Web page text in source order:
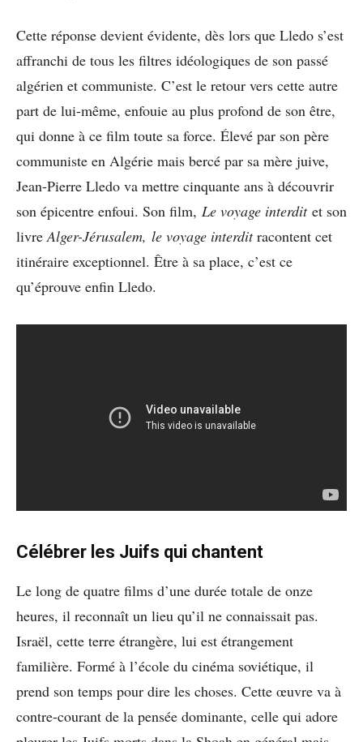
Cette réponse devient évidente, dès lors que Lledo s’est
affranchi de tous les filtres idéologiques de son passé
algérien et communiste. C’est le retour vers cette autre
part de lui-même, enfouie au plus profond de son être,
qui donne à ce film toute sa force. Élevé par son père
communiste en Algérie mais bercé par sa mère juive,
Jean-Pierre Lledo va mettre cinquante ans à découvrir
son épicentre enfoui. Son film, Le voyage interdit et son
livreAlger-Jérusalem, le voyage interditracontent cet
itinéraire exceptionnel. Être à sa place, c’est ce
qu’éprouve enfin Lledo.
Célébrer les Juifs qui chantent
Le long de quatre films d’une durée totale de onze
heures, il reconnaît un lieu qu’il ne connaissait pas.
Israël, cette terre étrangère, lui est étrangement
familière. Formé à l’école du cinéma soviétique, il
prend son temps pour dire les choses. Cette œuvre va à
contre-courant de la pensée dominante, celle qui adore